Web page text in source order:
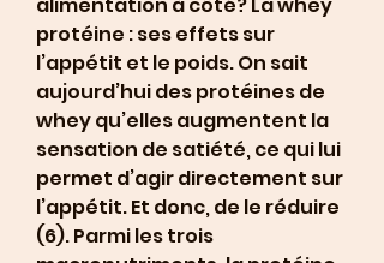
protéine : ses effets sur
l’appétit et le poids. On sait
aujourd’hui des protéines de
whey qu’elles augmentent la
sensation de satiété, ce qui lui
permet d’agir directement sur
l’appétit. Et donc, de le réduire
(6). Parmi les trois